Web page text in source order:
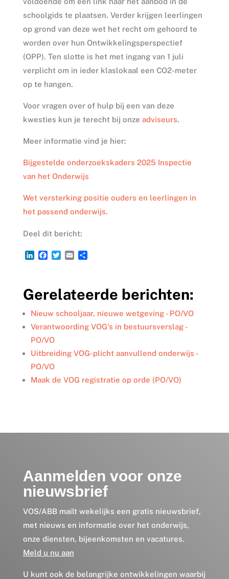
schoolgids te plaatsen. Verder krijgen leerlingen
op grond van deze wet het recht om gehoord te
worden over hun Ontwikkelingsperspectief
(OPP). Ten slotte is het met ingang van 1 juli
verplicht om in ieder klaslokaal een CO2-meter
op te hangen.
Voor vragen over of hulp bij een van deze
kwesties kun je terecht bij onze adviseurs.
Meer informatie vind je hier:
Bijgestelde onderzoekskaders 2025 Inspectie
van het Onderwijs
Wet versterking positie ouders en leerlingen in
het passend onderwijs.
Deel dit bericht:
L
e
d
I
n
F
b
o
o
k
T
t
e
r
E
l
D
n
Gerelateerde berichten:
Nieuw schooljaar, nieuwe wetgeving - PO/VO
Verantwoording VOG's in bestuursverslag -
PO/VO
Uitbreiding VOG-plicht aanvullend onderwijs -
PO/VO
Maak de VOG registratie op orde (PO/VO)
Aanmelden voor onze
nieuwsbrief
VOS/ABB mailt wekelijks een gratis nieuwsbrief,
met nieuws en informatie over het onderwijs,
onze diensten, bijeenkomsten en vacatures.
Meld u nu aan
U kunt ook de belangrijke ontwikkelingen waarbij